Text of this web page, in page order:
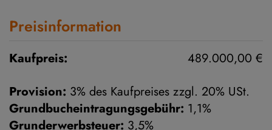
Preisinformation
Kaufpreis:
489.000,00 €
Provision: 3% des Kaufpreises zzgl. 20% USt.
Grundbucheintragungsgebühr: 1,1%
Grunderwerbsteuer: 3,5%